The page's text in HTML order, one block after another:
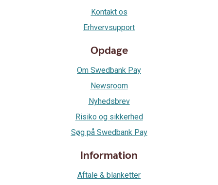
Kontakt os
Erhvervsupport
Opdage
Om Swedbank Pay
Newsroom
Nyhedsbrev
Risiko og sikkerhed
Søg på Swedbank Pay
Information
Aftale & blanketter